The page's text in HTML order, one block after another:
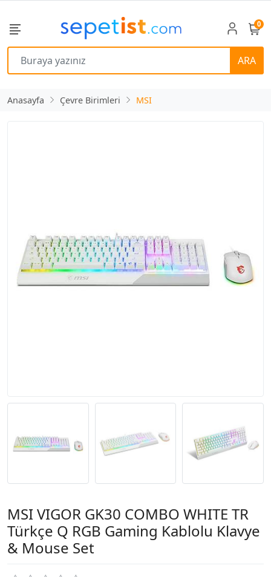
ARA
0
Anasayfa Çevre Birimleri MSI
MSI VIGOR GK30 COMBO WHITE TR
Türkçe Q RGB Gaming Kablolu Klavye
& Mouse Set